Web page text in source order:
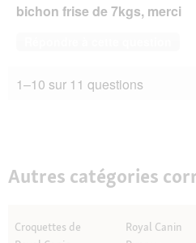
bichon frise de 7kgs, merci
1–10 sur 11 questions
Autres catégories
Croquettes de
Royal Canin